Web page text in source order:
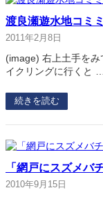
渡良瀬遊水地コミ
2011年2月8日
(image) 右上土手を
イクリングに行くと …
続きを読む
「網戸にスズメバ
2010年9月15日